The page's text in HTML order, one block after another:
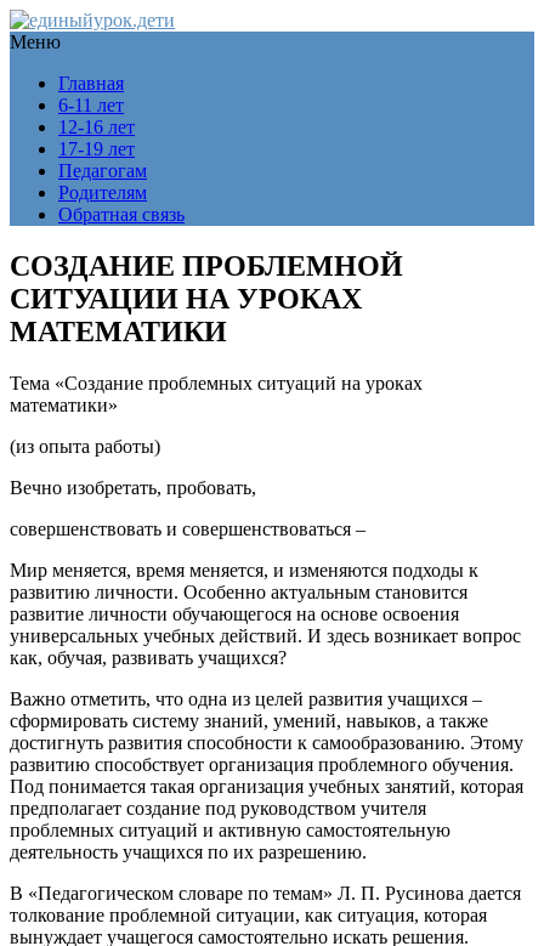
Меню
Главная
6-11 лет
12-16 лет
17-19 лет
Педагогам
Родителям
Обратная связь
СОЗДАНИЕ ПРОБЛЕМНОЙ
СИТУАЦИИ НА УРОКАХ
МАТЕМАТИКИ
Тема «Создание проблемных ситуаций на уроках
математики»
(из опыта работы)
Вечно изобретать, пробовать,
совершенствовать и совершенствоваться –
Мир меняется, время меняется, и изменяются подходы к
развитию личности. Особенно актуальным становится
развитие личности обучающегося на основе освоения
универсальных учебных действий. И здесь возникает вопрос
как, обучая, развивать учащихся?
Важно отметить, что одна из целей развития учащихся –
сформировать систему знаний, умений, навыков, а также
достигнуть развития способности к самообразованию. Этому
развитию способствует организация проблемного обучения.
Под понимается такая организация учебных занятий, которая
предполагает создание под руководством учителя
проблемных ситуаций и активную самостоятельную
деятельность учащихся по их разрешению.
В «Педагогическом словаре по темам» Л. П. Русинова дается
толкование проблемной ситуации, как ситуация, которая
вынуждает учащегося самостоятельно искать решения.